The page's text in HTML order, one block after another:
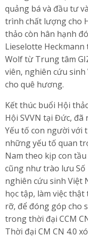
quảng bá và đầu tư
trình chất lượng cho
thảo còn hân hạnh
Lieselotte
Wolf từ Trung tâm
viên, nghiên cứu
cho quê hương.
Kết thúc buổi Hội
Hội SVVN tại Đức,
Yếu tố con người với
những yếu tố quan
Nam theo kịp con tầu
cũng như trào lưu Số
nghiên cứu sinh Việt
học tập, làm việc
rỡ, để đóng góp cho
trong thời đại CCM
Thời đại CM CN 4.0